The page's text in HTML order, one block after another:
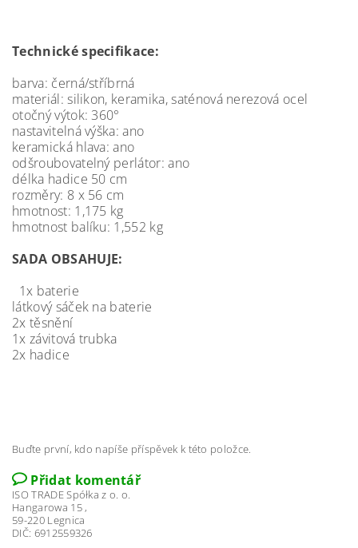
Technické specifikace:
barva: černá/stříbrná
materiál: silikon, keramika, saténová nerezová ocel
otočný výtok: 360°
nastavitelná výška: ano
keramická hlava: ano
odšroubovatelný perlátor: ano
délka hadice 50 cm
rozměry: 8 x 56 cm
hmotnost: 1,175 kg
hmotnost balíku: 1,552 kg
SADA OBSAHUJE:
1x baterie
látkový sáček na baterie
2x těsnění
1x závitová trubka
2x hadice
Buďte první, kdo napíše příspěvek k této položce.
Přidat komentář
ISO TRADE Spółka z o. o.
Hangarowa 15 ,
59-220 Legnica
DIČ: 6912559326